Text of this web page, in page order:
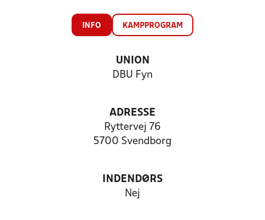
INFO KAMPPROGRAM
UNION
DBU Fyn
ADRESSE
Ryttervej 76
5700 Svendborg
INDENDØRS
Nej